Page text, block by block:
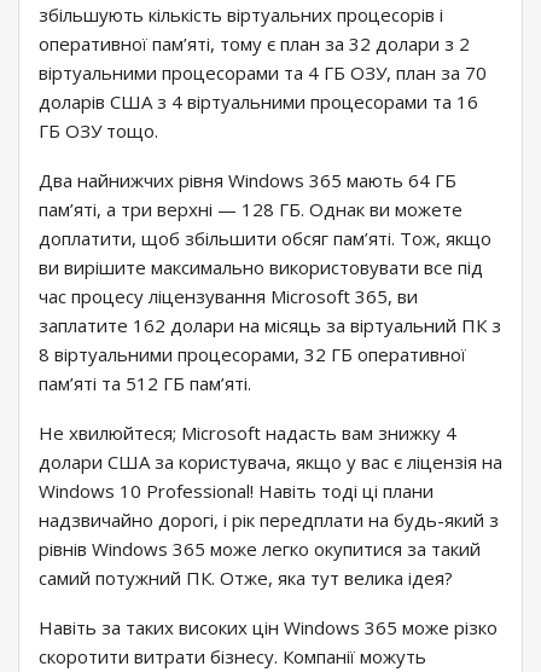
збільшують кількість віртуальних процесорів і
оперативної пам’яті, тому є план за 32 долари з 2
віртуальними процесорами та 4 ГБ ОЗУ, план за 70
доларів США з 4 віртуальними процесорами та 16
ГБ ОЗУ тощо.
Два найнижчих рівня Windows 365 мають 64 ГБ
пам’яті, а три верхні — 128 ГБ. Однак ви можете
доплатити, щоб збільшити обсяг пам’яті. Тож, якщо
ви вирішите максимально використовувати все під
час процесу ліцензування Microsoft 365, ви
заплатите 162 долари на місяць за віртуальний ПК з
8 віртуальними процесорами, 32 ГБ оперативної
пам’яті та 512 ГБ пам’яті.
Не хвилюйтеся; Microsoft надасть вам знижку 4
долари США за користувача, якщо у вас є ліцензія на
Windows 10 Professional! Навіть тоді ці плани
надзвичайно дорогі, і рік передплати на будь-який з
рівнів Windows 365 може легко окупитися за такий
самий потужний ПК. Отже, яка тут велика ідея?
Навіть за таких високих цін Windows 365 може різко
скоротити витрати бізнесу. Компанії можуть